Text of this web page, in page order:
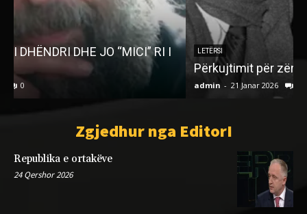
LETËRSI
Përkujtimit për zërin e qetë
admin
Zgjedhur nga EditorI
Republika e ortakëve
24 Qershor 2026